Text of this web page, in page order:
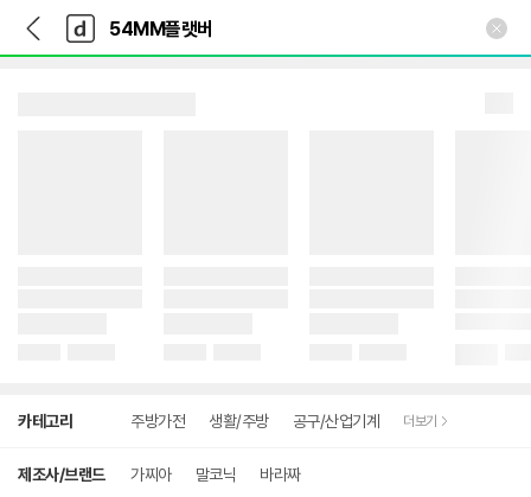
다
나
와
가
다
와
카테고리 주방가전 생활/주방 공구/산업기계 더보기
제조사/브랜드 가찌아 말코닉 바라짜